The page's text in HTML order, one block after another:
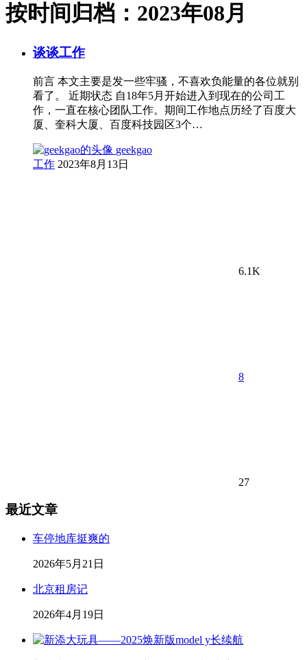
按时间归档：2023年08月
谈谈工作
前言 本文主要是发一些牢骚，不喜欢负能量的各位就别
看了。 近期状态 自18年5月开始进入到现在的公司工
作，一直在核心团队工作。期间工作地点历经了百度大
厦、奎科大厦、百度科技园区3个…
geekgao
工作 2023年8月13日
6.1K
8
27
最近文章
车停地库挺爽的
2026年5月21日
北京租房记
2026年4月19日